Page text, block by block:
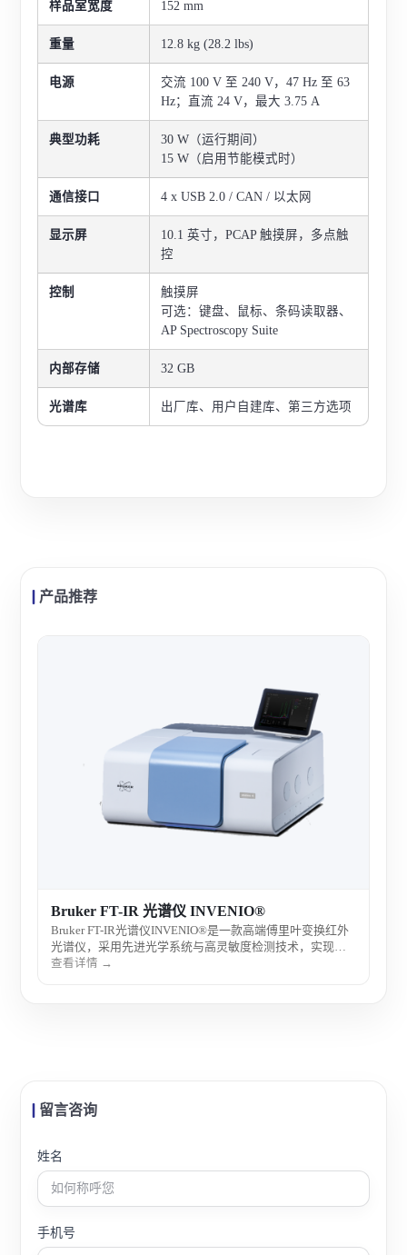
样品室宽度 152 mm
重量 12.8 kg (28.2 lbs)
电源
交流 100 V 至 240 V，47 Hz 至 63
Hz；直流 24 V，最大 3.75 A
典型功耗
30 W（运行期间）
15 W（启用节能模式时）
通信接口 4 x USB 2.0 / CAN / 以太网
显示屏
10.1 英寸，PCAP 触摸屏，多点触
控
控制
触摸屏
可选：键盘、鼠标、条码读取器、
AP Spectroscopy Suite
内部存储 32 GB
光谱库 出厂库、用户自建库、第三方选项
产品推荐
Bruker FT-IR 光谱仪 INVENIO®
Bruker FT-IR光谱仪INVENIO®是一款高端傅里叶变换红外
光谱仪，采用先进光学系统与高灵敏度检测技术，实现高
精度分子结构分析与材料表征。设备稳定性强、分辨率
查看详情 →
留言咨询
姓名
手机号